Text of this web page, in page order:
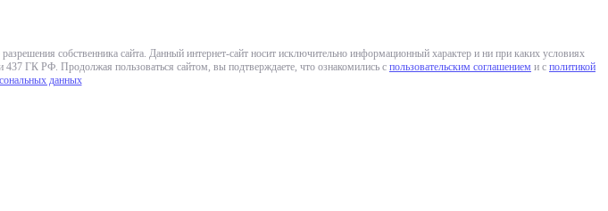
собственника сайта. Данный интернет-сайт носит исключительно информационный характер и ни при каких условиях
ГК РФ. Продолжая пользоваться сайтом, вы подтверждаете, что ознакомились с пользовательским соглашением и с политикой
данных